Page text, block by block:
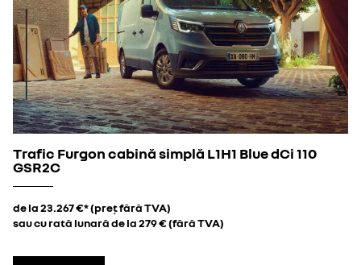
Trafic Furgon cabină simplă L1H1 Blue dCi 110
GSR2C
de la 23.267 €* (preț fără TVA)
sau cu rată lunară de la 279 € (fără TVA)